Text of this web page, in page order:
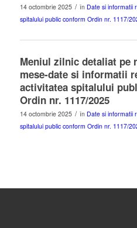
14 octombrie 2025 / în Date si informatii
spitalului public conform Ordin nr. 1117/
Meniul zilnic detaliat pe
mese-date si informatii
activitatea spitalului
Ordin nr. 1117/2025
14 octombrie 2025 / în Date si informatii
spitalului public conform Ordin nr. 1117/